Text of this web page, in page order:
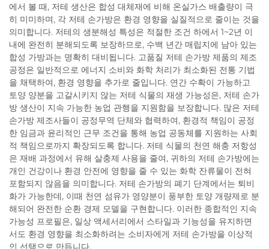
에서 볼 때, 저테 생산은 합성 대체재에 비해 온실가스 배출량이 극
히 미미하며, 각 저테 손가방은 환경 영향을 실질적으로 줄이는 것을
의미합니다. 저테의 생분해성 특성은 적절한 조건 하에서 1~2년 이
내에 완전히 분해되도록 보장하므로, 수백 년간 매립지에 남아 있는
합성 가방과는 명확히 대비됩니다. 고품질 저테 손가방 제품의 제조
공정은 일반적으로 에너지 소비와 화학 처리가 최소화된 전통 기법
을 채택하여, 환경 영향을 추가로 줄입니다. 연간 수확이 가능하고
토양 양분을 고갈시키지 않는 저테 식물의 재생 가능성은, 저테 손가
방 생산이 지속 가능한 농업 관행을 지원함을 보장합니다. 많은 저테
손가방 제조사들이 공정무역 단체와 협력하여, 환경적 책임이 공정
한 임금과 윤리적인 근무 조건을 통해 농업 공동체를 지원하는 사회
적 책임으로까지 확장되도록 합니다. 저테 식물의 천연 해충 저항성
은 재배 과정에서 유해 살충제 사용을 줄여, 귀하의 저테 손가방에는
개인 건강이나 환경 안전에 영향을 줄 수 있는 화학 잔류물이 전혀
포함되지 않음을 의미합니다. 저테 손가방의 폐기 단계에서는 퇴비
화가 가능한데, 이때 천연 섬유가 영양분이 풍부한 토양 개량제로 분
해되어 완전한 순환 경제 모델을 구현합니다. 이러한 종합적인 지속
가능성 프로필은, 일상 액세서리에서 스타일과 기능성을 유지하면
서도 환경 영향을 최소화하려는 소비자에게 저테 손가방을 이상적
인 선택으로 만듭니다.